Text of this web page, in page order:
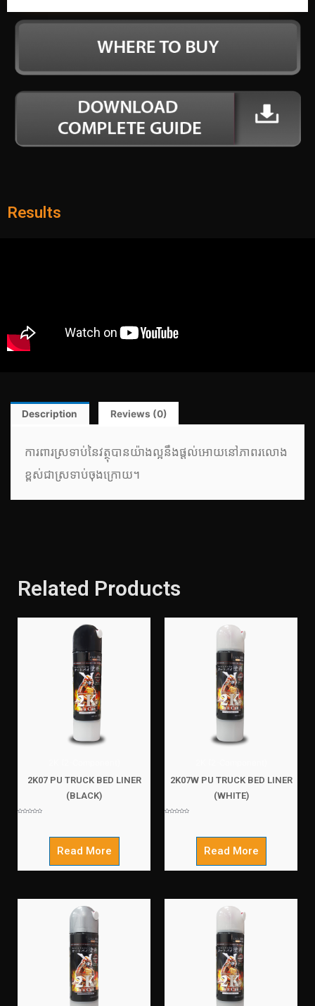
Results
Description Reviews (0)
ការពារស្រទាប់នៃវត្ថុបានយ៉ាងល្អនឹងផ្តល់អោយនៅភាពរលោង
ខ្ពស់ជាស្រទាប់ចុងក្រោយ។
Related Products
2K07 PU TRUCK BED LINER
(BLACK)
Read More
2K07W PU TRUCK BED LINER
(WHITE)
Read More